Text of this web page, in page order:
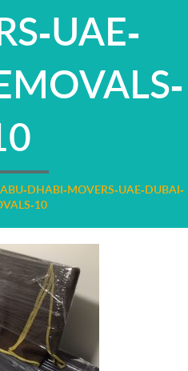
UAE-
ABU-DHABI-MOVERS-UAE-DUBAI-
10